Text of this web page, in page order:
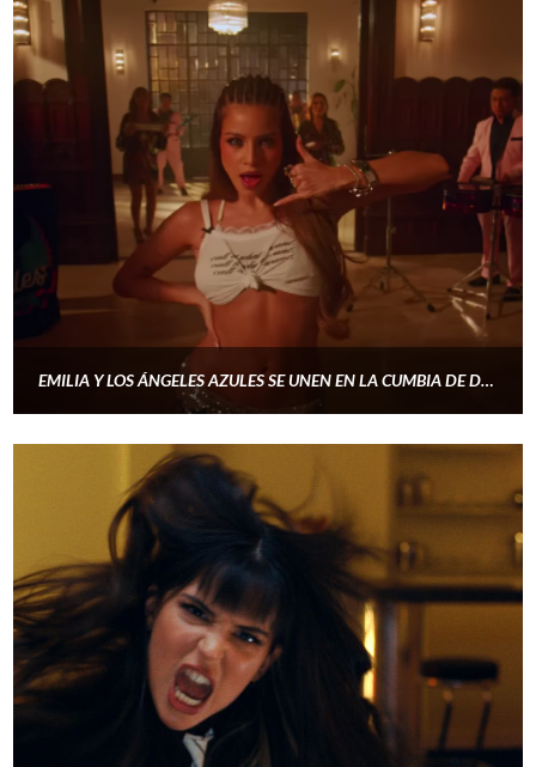
EMILIA Y LOS ÁNGELES AZULES SE UNEN EN LA CUMBIA DE DESAMOR “PERDONARTE, ¿PARA QUÉ?”